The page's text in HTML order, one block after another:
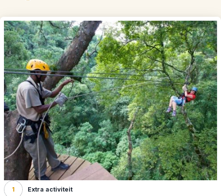
1 Extra activiteit